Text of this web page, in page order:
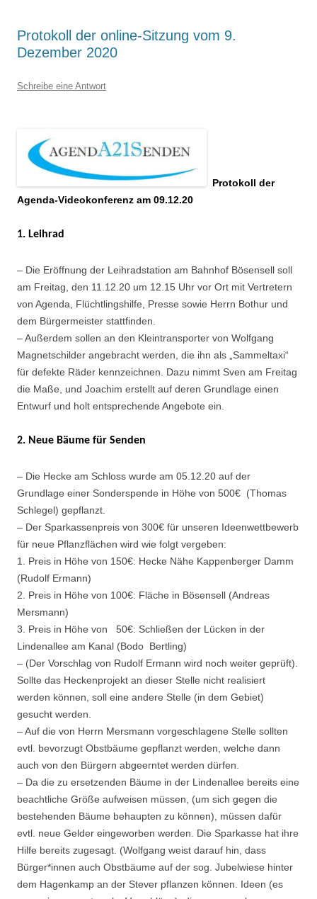
Protokoll der online-Sitzung vom 9.
Dezember 2020
Schreibe eine Antwort
Protokoll der
Agenda-Videokonferenz am 09.12.20
1. Leihrad
– Die Eröffnung der Leihradstation am Bahnhof Bösensell soll
am Freitag, den 11.12.20 um 12.15 Uhr vor Ort mit Vertretern
von Agenda, Flüchtlingshilfe, Presse sowie Herrn Bothur und
dem Bürgermeister stattfinden.
– Außerdem sollen an den Kleintransporter von Wolfgang
Magnetschilder angebracht werden, die ihn als „Sammeltaxi“
für defekte Räder kennzeichnen. Dazu nimmt Sven am Freitag
die Maße, und Joachim erstellt auf deren Grundlage einen
Entwurf und holt entsprechende Angebote ein.
2. Neue Bäume für Senden
– Die Hecke am Schloss wurde am 05.12.20 auf der
Grundlage einer Sonderspende in Höhe von 500€ (Thomas
Schlegel) gepflanzt.
– Der Sparkassenpreis von 300€ für unseren Ideenwettbewerb
für neue Pflanzflächen wird wie folgt vergeben:
1. Preis in Höhe von 150€: Hecke Nähe Kappenberger Damm
(Rudolf Ermann)
2. Preis in Höhe von 100€: Fläche in Bösensell (Andreas
Mersmann)
3. Preis in Höhe von 50€: Schließen der Lücken in der
Lindenallee am Kanal (Bodo Bertling)
– (Der Vorschlag von Rudolf Ermann wird noch weiter geprüft).
Sollte das Heckenprojekt an dieser Stelle nicht realisiert
werden können, soll eine andere Stelle (in dem Gebiet)
gesucht werden.
– Auf die von Herrn Mersmann vorgeschlagene Stelle sollten
evtl. bevorzugt Obstbäume gepflanzt werden, welche dann
auch von den Bürgern abgeerntet werden dürfen.
– Da die zu ersetzenden Bäume in der Lindenallee bereits eine
beachtliche Größe aufweisen müssen, (um sich gegen die
bestehenden Bäume behaupten zu können), müssen dafür
evtl. neue Gelder eingeworben werden. Die Sparkasse hat ihre
Hilfe bereits zugesagt. (Wolfgang weist darauf hin, dass
Bürger*innen auch Obstbäume auf der sog. Jubelwiese hinter
dem Hagenkamp an der Stever pflanzen können. Ideen (es